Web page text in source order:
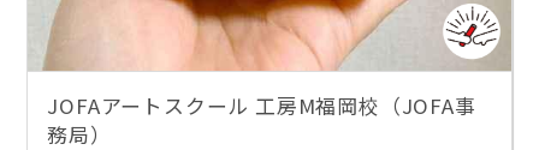
JOFAアートスクール 工房M福岡校（JOFA事
務局）